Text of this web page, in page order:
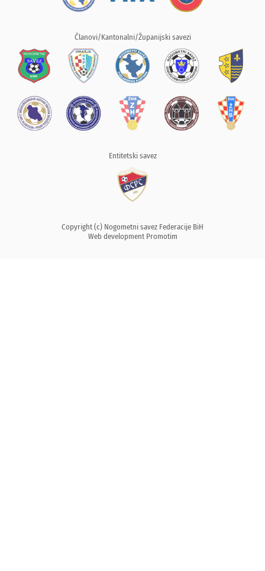
Članovi/Kantonalni/Županijski savezi
Entitetski savez
Copyright (c) Nogometni savez Federacije BiH
Web development Promotim